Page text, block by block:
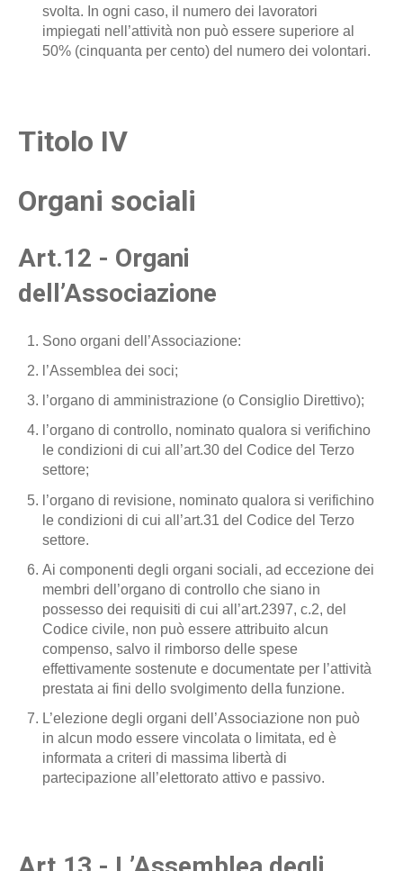
svolta. In ogni caso, il numero dei lavoratori
impiegati nell’attività non può essere superiore al
50% (cinquanta per cento) del numero dei volontari.
Titolo IV
Organi sociali
Art.12 - Organi
dell’Associazione
Sono organi dell’Associazione:
l’Assemblea dei soci;
l’organo di amministrazione (o Consiglio Direttivo);
l’organo di controllo, nominato qualora si verifichino
le condizioni di cui all’art.30 del Codice del Terzo
settore;
l’organo di revisione, nominato qualora si verifichino
le condizioni di cui all’art.31 del Codice del Terzo
settore.
Ai componenti degli organi sociali, ad eccezione dei
membri dell’organo di controllo che siano in
possesso dei requisiti di cui all’art.2397, c.2, del
Codice civile, non può essere attribuito alcun
compenso, salvo il rimborso delle spese
effettivamente sostenute e documentate per l’attività
prestata ai fini dello svolgimento della funzione.
L’elezione degli organi dell’Associazione non può
in alcun modo essere vincolata o limitata, ed è
informata a criteri di massima libertà di
partecipazione all’elettorato attivo e passivo.